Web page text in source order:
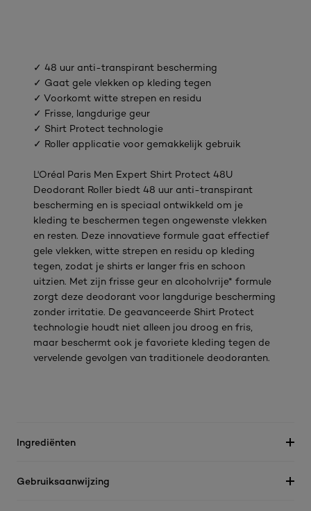
✓ 48 uur anti-transpirant bescherming
✓ Gaat gele vlekken op kleding tegen
✓ Voorkomt witte strepen en residu
✓ Frisse, langdurige geur
✓ Shirt Protect technologie
✓ Roller applicatie voor gemakkelijk gebruik
L'Oréal Paris Men Expert Shirt Protect 48U
Deodorant Roller biedt 48 uur anti-transpirant
bescherming en is speciaal ontwikkeld om je
kleding te beschermen tegen ongewenste vlekken
en resten. Deze innovatieve formule gaat effectief
gele vlekken, witte strepen en residu op kleding
tegen, zodat je shirts er langer fris en schoon
uitzien. Met zijn frisse geur en alcoholvrije* formule
zorgt deze deodorant voor langdurige bescherming
zonder irritatie. De geavanceerde Shirt Protect
technologie houdt niet alleen jou droog en fris,
maar beschermt ook je favoriete kleding tegen de
vervelende gevolgen van traditionele deodoranten.
Ingrediënten
Gebruiksaanwijzing